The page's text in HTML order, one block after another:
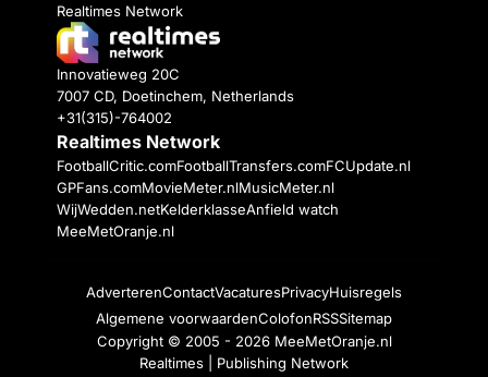
Realtimes Network
Innovatieweg 20C
7007 CD, Doetinchem, Netherlands
+31(315)-764002
Realtimes Network
FootballCritic.comFootballTransfers.comFCUpdate.nl
GPFans.comMovieMeter.nlMusicMeter.nl
WijWedden.netKelderklasseAnfield watch
MeeMetOranje.nl
AdverterenContactVacaturesPrivacyHuisregels
Algemene voorwaardenColofonRSSSitemap
Copyright © 2005 - 2026 MeeMetOranje.nl
Realtimes | Publishing Network